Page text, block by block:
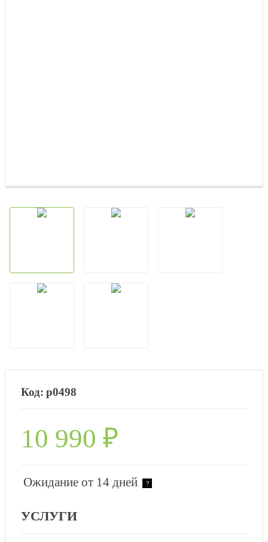
р0498
10 990 ₽
Ожидание от 14 дней ?
УСЛУГИ